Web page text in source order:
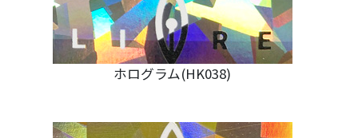
ホログラム(HK038)